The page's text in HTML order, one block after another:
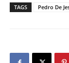
TAGS Pedro De